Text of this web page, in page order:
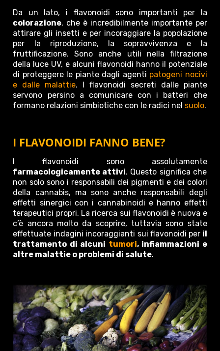
Da un lato, i flavonoidi sono importanti per la
colorazione, che è incredibilmente importante per
attirare gli insetti e per incoraggiare la popolazione
per la riproduzione, la sopravvivenza e la
fruttificazione. Sono anche utili nella filtrazione
della luce UV, e alcuni flavonoidi hanno il potenziale
di proteggere le piante dagli agenti patogeni nocivi
e dalle malattie. I flavonoidi secreti dalle piante
servono persino a comunicare con i batteri che
formano relazioni simbiotiche con le radici nel suolo.
I FLAVONOIDI FANNO BENE?
I flavonoidi sono assolutamente
farmacologicamente attivi. Questo significa che
non solo sono i responsabili dei pigmenti e dei colori
della cannabis, ma sono anche responsabili degli
effetti sinergici con i cannabinoidi e hanno effetti
terapeutici propri. La ricerca sui flavonoidi è nuova e
c’è ancora molto da scoprire, tuttavia sono state
effettuate indagini incoraggianti sui flavonoidi per il
trattamento di alcuni tumori, infiammazioni e
altre malattie o problemi di salute.